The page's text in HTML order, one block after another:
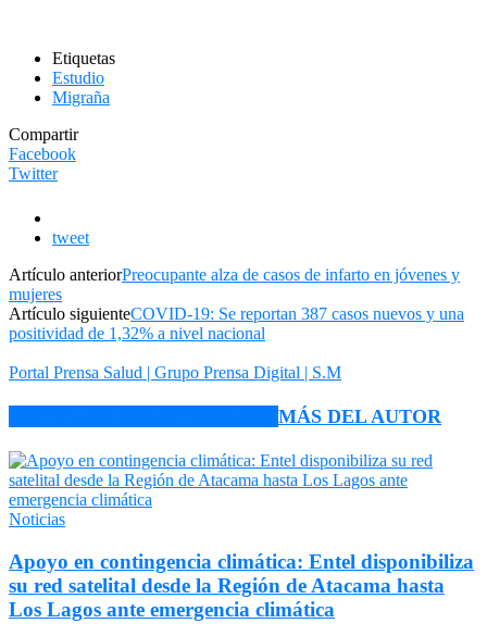
Etiquetas
Estudio
Migraña
Compartir
Facebook
Twitter
tweet
Artículo anteriorPreocupante alza de casos de infarto en jóvenes y
mujeres
Artículo siguienteCOVID-19: Se reportan 387 casos nuevos y una
positividad de 1,32% a nivel nacional
Portal Prensa Salud | Grupo Prensa Digital | S.M
MÁS DEL AUTOR
Noticias
Apoyo en contingencia climática: Entel disponibiliza
su red satelital desde la Región de Atacama hasta
Los Lagos ante emergencia climática